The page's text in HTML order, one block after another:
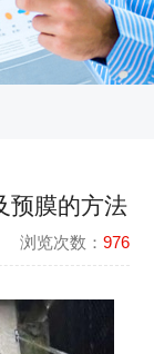
预膜的方法
浏览次数： 976